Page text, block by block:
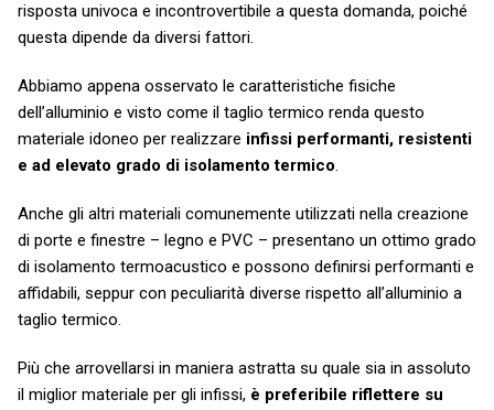
risposta univoca e incontrovertibile a questa domanda, poiché
questa dipende da diversi fattori.
Abbiamo appena osservato le caratteristiche fisiche
dell’alluminio e visto come il taglio termico renda questo
materiale idoneo per realizzare infissi performanti, resistenti
e ad elevato grado di isolamento termico.
Anche gli altri materiali comunemente utilizzati nella creazione
di porte e finestre – legno e PVC – presentano un ottimo grado
di isolamento termoacustico e possono definirsi performanti e
affidabili, seppur con peculiarità diverse rispetto all’alluminio a
taglio termico.
Più che arrovellarsi in maniera astratta su quale sia in assoluto
il miglior materiale per gli infissi, è preferibile riflettere su